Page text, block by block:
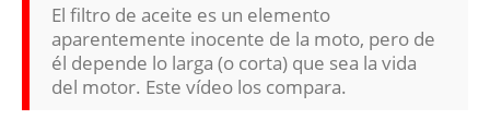
El filtro de aceite es un elemento
aparentemente inocente de la moto, pero de
él depende lo larga (o corta) que sea la vida
del motor. Este vídeo los compara.